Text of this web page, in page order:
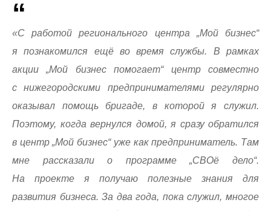
«С работой регионального центра „Мой бизнес“
я познакомился ещё во время службы. В рамках
акции „Мой бизнес помогает“ центр совместно
с нижегородскими предпринимателями регулярно
оказывал помощь бригаде, в которой я служил.
Поэтому, когда вернулся домой, я сразу обратился
в центр „Мой бизнес“ уже как предприниматель. Там
мне рассказали о программе „СВОё дело“.
На проекте я получаю полезные знания для
развития бизнеса. За два года, пока служил, многое